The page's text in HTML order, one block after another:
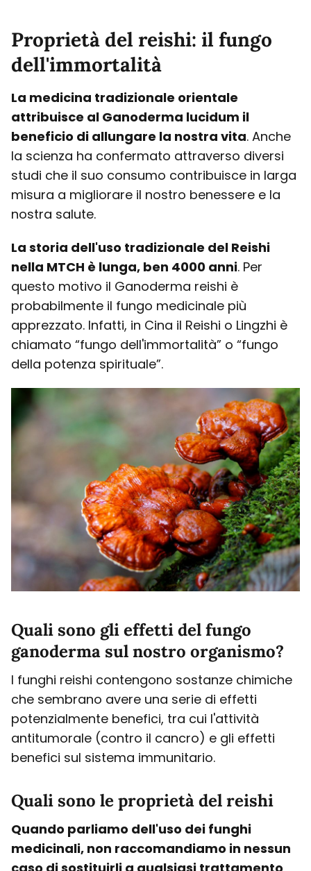
Proprietà del reishi: il fungo
dell'immortalità
La medicina tradizionale orientale
attribuisce al Ganoderma lucidum il
beneficio di allungare la nostra vita. Anche
la scienza ha confermato attraverso diversi
studi che il suo consumo contribuisce in larga
misura a migliorare il nostro benessere e la
nostra salute.
La storia dell'uso tradizionale del Reishi
nella MTCH è lunga, ben 4000 anni. Per
questo motivo il Ganoderma reishi è
probabilmente il fungo medicinale più
apprezzato. Infatti, in Cina il Reishi o Lingzhi è
chiamato “fungo dell'immortalità” o “fungo
della potenza spirituale”.
Quali sono gli effetti del fungo
ganoderma sul nostro organismo?
I funghi reishi contengono sostanze chimiche
che sembrano avere una serie di effetti
potenzialmente benefici, tra cui l'attività
antitumorale (contro il cancro) e gli effetti
benefici sul sistema immunitario.
Quali sono le proprietà del reishi
Quando parliamo dell'uso dei funghi
medicinali, non raccomandiamo in nessun